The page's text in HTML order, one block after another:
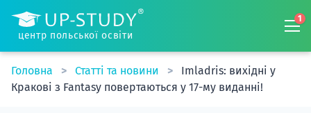
центр польської освіти
1
Головна Статті та новини
Imladris: вихідні у
Кракові з Fantasy повертаються у 17-му виданні!